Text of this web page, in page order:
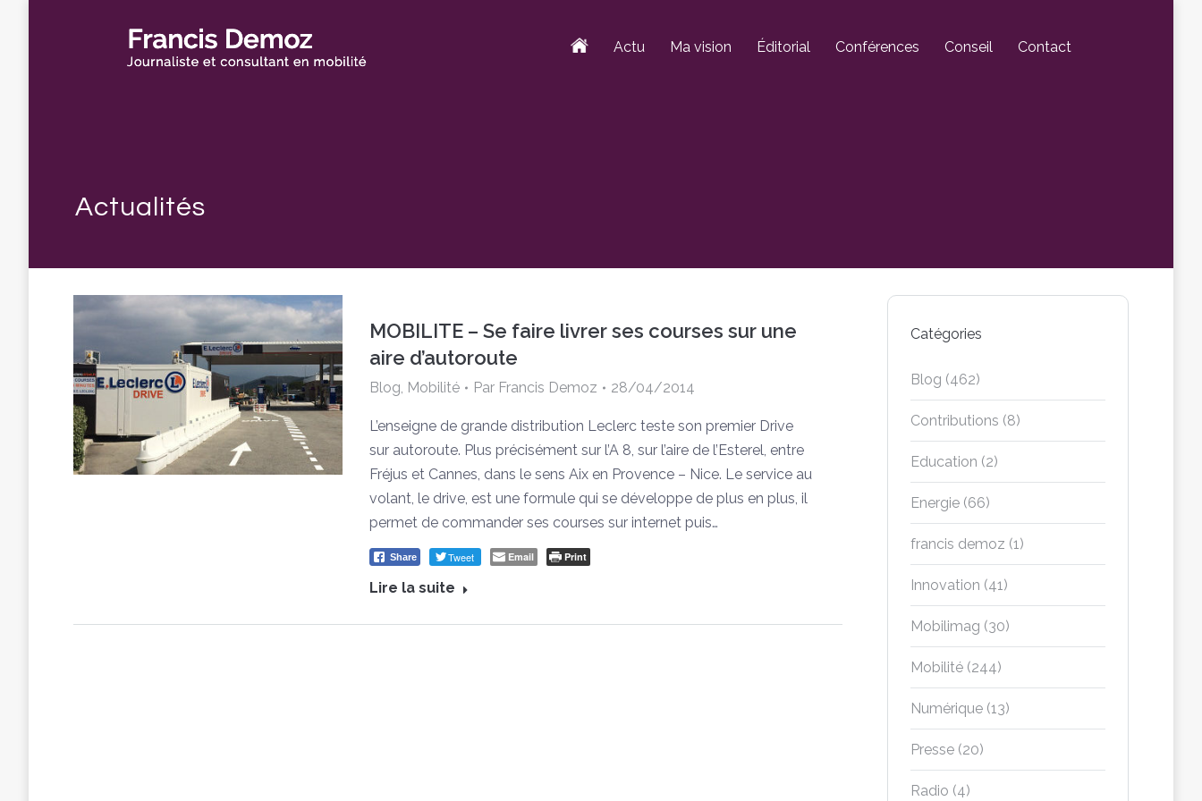
Actu Ma vision Éditorial Conférences Conseil Contact
MOBILITE – Se faire livrer ses courses sur une
aire d’autoroute
Blog, Mobilité Par Francis Demoz 28/04/2014
L’enseigne de grande distribution Leclerc teste son premier Drive
sur autoroute. Plus précisément sur l’A 8, sur l’aire de l’Esterel, entre
Fréjus et Cannes, dans le sens Aix en Provence – Nice. Le service au
volant, le drive, est une formule qui se développe de plus en plus, il
permet de commander ses courses sur internet puis…
Share Tweet Email Print
Lire la suite
Catégories
Blog (462)
Contributions (8)
Education (2)
Energie (66)
francis demoz (1)
Innovation (41)
Mobilimag (30)
Mobilité (244)
Numérique (13)
Presse (20)
Radio (4)